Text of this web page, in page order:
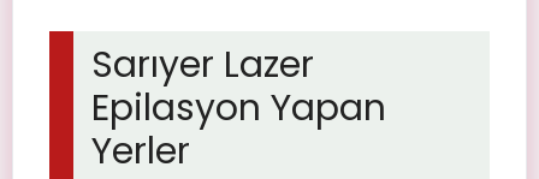
Sarıyer Lazer
Epilasyon Yapan
Yerler